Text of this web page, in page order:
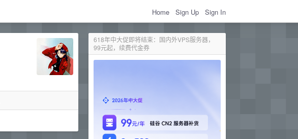
Home Sign Up Sign In
618年中大促即将结束：国内外VPS服务器，
99元起，续费代金券